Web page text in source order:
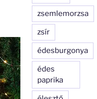
zsemlemorzsa
zsír
édesburgonya
édes
paprika